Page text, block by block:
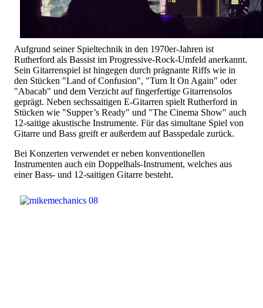
Aufgrund seiner Spieltechnik in den 1970er-Jahren ist
Rutherford als Bassist im Progressive-Rock-Umfeld anerkannt.
Sein Gitarrenspiel ist hingegen durch prägnante Riffs wie in
den Stücken "Land of Confusion", "Turn It On Again" oder
"Abacab" und dem Verzicht auf fingerfertige Gitarrensolos
geprägt. Neben sechssaitigen E-Gitarren spielt Rutherford in
Stücken wie "Supper’s Ready" und "The Cinema Show" auch
12-saitige akustische Instrumente. Für das simultane Spiel von
Gitarre und Bass greift er außerdem auf Basspedale zurück.
Bei Konzerten verwendet er neben konventionellen
Instrumenten auch ein Doppelhals-Instrument, welches aus
einer Bass- und 12-saitigen Gitarre besteht.